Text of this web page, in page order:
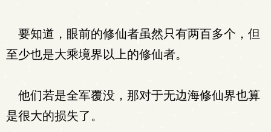
要知道，眼前的修仙者虽然只有两百多个，但
至少也是大乘境界以上的修仙者。
他们若是全军覆没，那对于无边海修仙界也算
是很大的损失了。